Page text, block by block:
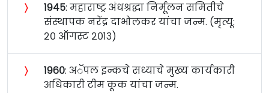
〉 १९४५: महाराष्ट्र अंधश्रद्धा निर्मूलन समितीचे
संस्थापक नरेंद्र दाभोलकर यांचा जन्म. (मृत्यू:
२० ऑगस्ट २०१३)
〉 १९६०: अॅपल इन्कचे सध्याचे मुख्य कार्यकारी
अधिकारी टीम कूक यांचा जन्म.